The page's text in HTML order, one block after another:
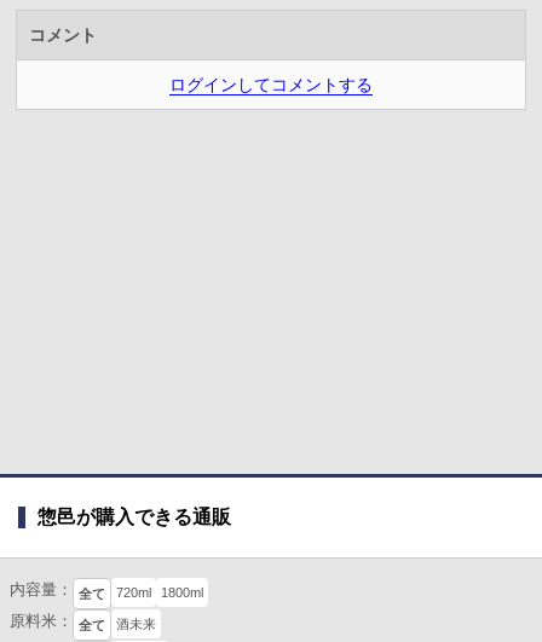
コメント
ログインしてコメントする
惣邑が購入できる通販
内容量： 全て 720ml 1800ml
原料米： 全て 酒未来